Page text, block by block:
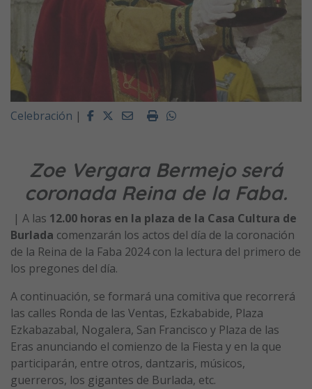
Celebración | FacebookTwitterEmailImprimirWhatsapp
Zoe Vergara Bermejo será
coronada Reina de la Faba.
| A las 12.00 horas en la plaza de la Casa Cultura de
Burlada comenzarán los actos del día de la coronación
de la Reina de la Faba 2024 con la lectura del primero de
los pregones del día.
A continuación, se formará una comitiva que recorrerá
las calles Ronda de las Ventas, Ezkababide, Plaza
Ezkabazabal, Nogalera, San Francisco y Plaza de las
Eras anunciando el comienzo de la Fiesta y en la que
participarán, entre otros, dantzaris, músicos,
guerreros, los gigantes de Burlada, etc.